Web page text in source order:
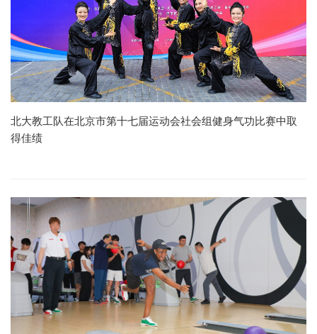
北大教工队在北京市第十七届运动会社会组健身气功比赛中取
得佳绩